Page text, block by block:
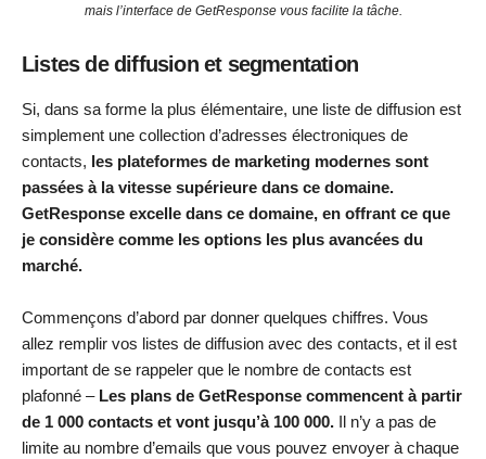
mais l’interface de GetResponse vous facilite la tâche.
Listes de diffusion et segmentation
Si, dans sa forme la plus élémentaire, une liste de diffusion est
simplement une collection d’adresses électroniques de
contacts, les plateformes de marketing modernes sont
passées à la vitesse supérieure dans ce domaine.
GetResponse excelle dans ce domaine, en offrant ce que
je considère comme les options les plus avancées du
marché.
Commençons d’abord par donner quelques chiffres. Vous
allez remplir vos listes de diffusion avec des contacts, et il est
important de se rappeler que le nombre de contacts est
plafonné – Les plans de GetResponse commencent à partir
de 1 000 contacts et vont jusqu’à 100 000. Il n’y a pas de
limite au nombre d’emails que vous pouvez envoyer à chaque